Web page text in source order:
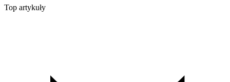
Top artykuły